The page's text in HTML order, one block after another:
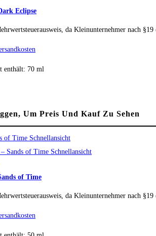
Eclipse
da Kleinunternehmer nach
enthält: 70 ml
Um Preis Und Kauf Zu Sehen
Schnellansicht
Schnellansicht
of Time
da Kleinunternehmer nach